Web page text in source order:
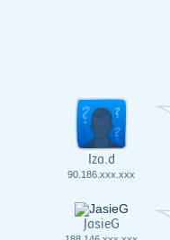
Iza.d
90.186.xxx.xxx
JasieG